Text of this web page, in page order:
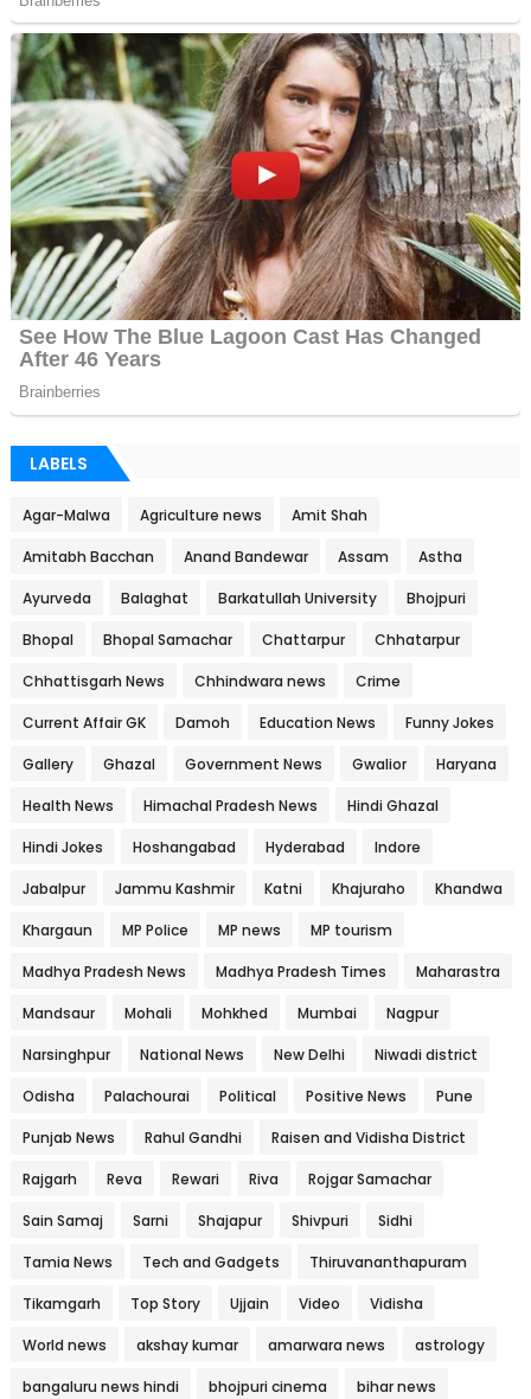
LABELS
Agar-Malwa Agriculture news Amit Shah
Amitabh Bacchan Anand Bandewar Assam Astha
Ayurveda Balaghat Barkatullah University Bhojpuri
Bhopal Bhopal Samachar Chattarpur Chhatarpur
Chhattisgarh News Chhindwara news Crime
Current Affair GK Damoh Education News Funny Jokes
Gallery Ghazal Government News Gwalior Haryana
Health News Himachal Pradesh News Hindi Ghazal
Hindi Jokes Hoshangabad Hyderabad Indore
Jabalpur Jammu Kashmir Katni Khajuraho Khandwa
Khargaun MP Police MP news MP tourism
Madhya Pradesh News Madhya Pradesh Times Maharastra
Mandsaur Mohali Mohkhed Mumbai Nagpur
Narsinghpur National News New Delhi Niwadi district
Odisha Palachourai Political Positive News Pune
Punjab News Rahul Gandhi Raisen and Vidisha District
Rajgarh Reva Rewari Riva Rojgar Samachar
Sain Samaj Sarni Shajapur Shivpuri Sidhi
Tamia News Tech and Gadgets Thiruvananthapuram
Tikamgarh Top Story Ujjain Video Vidisha
World news akshay kumar amarwara news astrology
bangaluru news hindi bhojpuri cinema bihar news